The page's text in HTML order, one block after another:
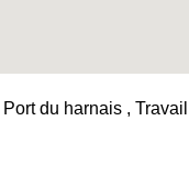
du harnais ,